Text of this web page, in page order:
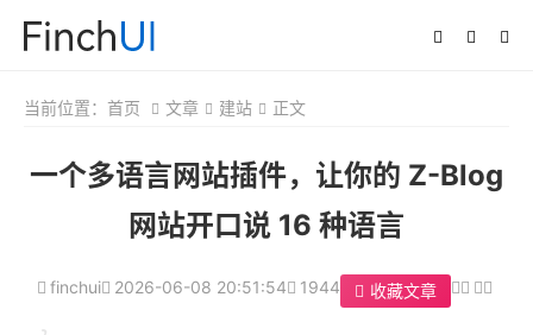
当前位置： 首页 文章 建站 正文
一个多语言网站插件，让你的 Z-Blog
网站开口说 16 种语言
finchui 2026-06-08 20:51:54 1944 收藏文章